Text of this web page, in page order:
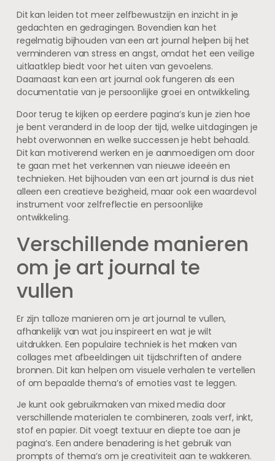
Dit kan leiden tot meer zelfbewustzijn en inzicht in je
gedachten en gedragingen. Bovendien kan het
regelmatig bijhouden van een art journal helpen bij het
verminderen van stress en angst, omdat het een veilige
uitlaatklep biedt voor het uiten van gevoelens.
Daarnaast kan een art journal ook fungeren als een
documentatie van je persoonlijke groei en ontwikkeling.
Door terug te kijken op eerdere pagina’s kun je zien hoe
je bent veranderd in de loop der tijd, welke uitdagingen je
hebt overwonnen en welke successen je hebt behaald.
Dit kan motiverend werken en je aanmoedigen om door
te gaan met het verkennen van nieuwe ideeën en
technieken. Het bijhouden van een art journal is dus niet
alleen een creatieve bezigheid, maar ook een waardevol
instrument voor zelfreflectie en persoonlijke
ontwikkeling.
Verschillende manieren
om je art journal te
vullen
Er zijn talloze manieren om je art journal te vullen,
afhankelijk van wat jou inspireert en wat je wilt
uitdrukken. Een populaire techniek is het maken van
collages met afbeeldingen uit tijdschriften of andere
bronnen. Dit kan helpen om visuele verhalen te vertellen
of om bepaalde thema’s of emoties vast te leggen.
Je kunt ook gebruikmaken van mixed media door
verschillende materialen te combineren, zoals verf, inkt,
stof en papier. Dit voegt textuur en diepte toe aan je
pagina’s. Een andere benadering is het gebruik van
prompts of thema’s om je creativiteit aan te wakkeren.